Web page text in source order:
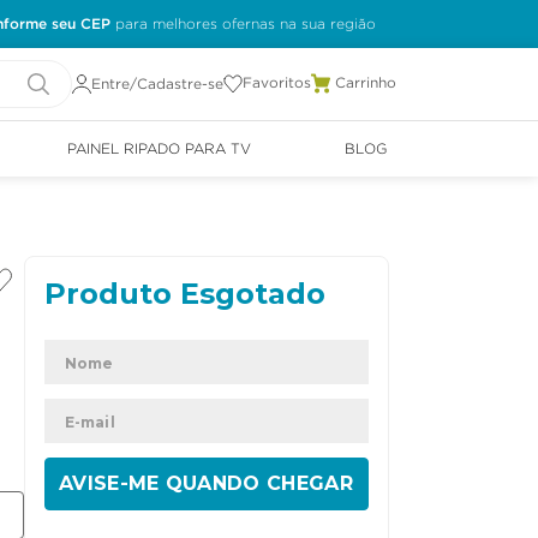
seu CEP
Entre/Cadastre-se Favoritos
PAINEL RIPADO PARA TV BLOG
ENVIAR